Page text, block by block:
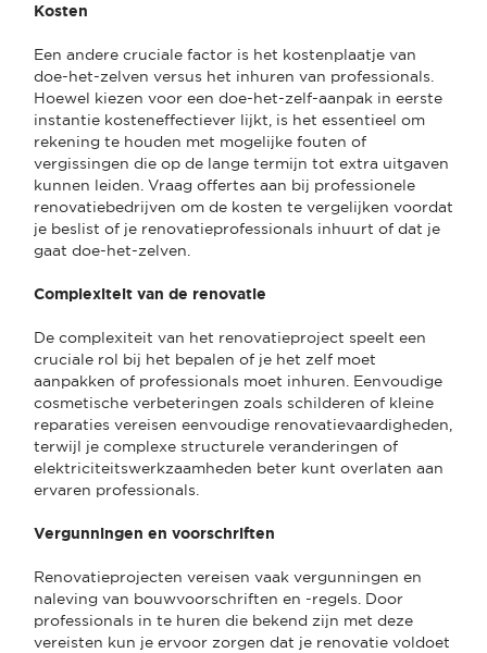
Kosten
Een andere cruciale factor is het kostenplaatje van
doe-het-zelven versus het inhuren van professionals.
Hoewel kiezen voor een doe-het-zelf-aanpak in eerste
instantie kosteneffectiever lijkt, is het essentieel om
rekening te houden met mogelijke fouten of
vergissingen die op de lange termijn tot extra uitgaven
kunnen leiden. Vraag offertes aan bij professionele
renovatiebedrijven om de kosten te vergelijken voordat
je beslist of je renovatieprofessionals inhuurt of dat je
gaat doe-het-zelven.
Complexiteit van de renovatie
De complexiteit van het renovatieproject speelt een
cruciale rol bij het bepalen of je het zelf moet
aanpakken of professionals moet inhuren. Eenvoudige
cosmetische verbeteringen zoals schilderen of kleine
reparaties vereisen eenvoudige renovatievaardigheden,
terwijl je complexe structurele veranderingen of
elektriciteitswerkzaamheden beter kunt overlaten aan
ervaren professionals.
Vergunningen en voorschriften
Renovatieprojecten vereisen vaak vergunningen en
naleving van bouwvoorschriften en -regels. Door
professionals in te huren die bekend zijn met deze
vereisten kun je ervoor zorgen dat je renovatie voldoet